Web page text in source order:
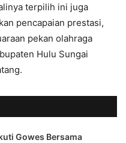
terpilih ini juga
pencapaian prestasi,
pekan olahraga
Hulu Sungai
Gowes Bersama